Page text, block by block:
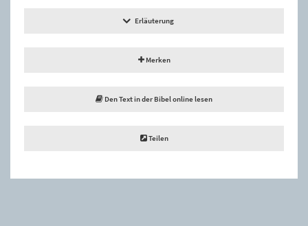
Erläuterung
Merken
Den Text in der Bibel online lesen
Teilen